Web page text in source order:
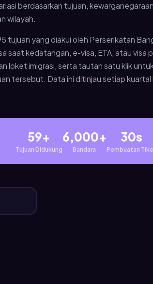
berdasarkan tujuan,
wilayah.
tujuan yang diakui oleh Perserikatan
saat kedatangan, e-visa, ETA, atau
loket imigrasi, serta tautan satu klik
tersebut. Data ini ditinjau setiap kuartal
59+
Tujuan Didukung
6,000+
Bandara
30s
Pembuatan